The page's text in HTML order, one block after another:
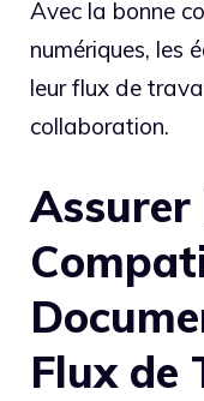
Avec la bonne
numériques, les
leur flux de
collaboration.
Assurer
Flux de